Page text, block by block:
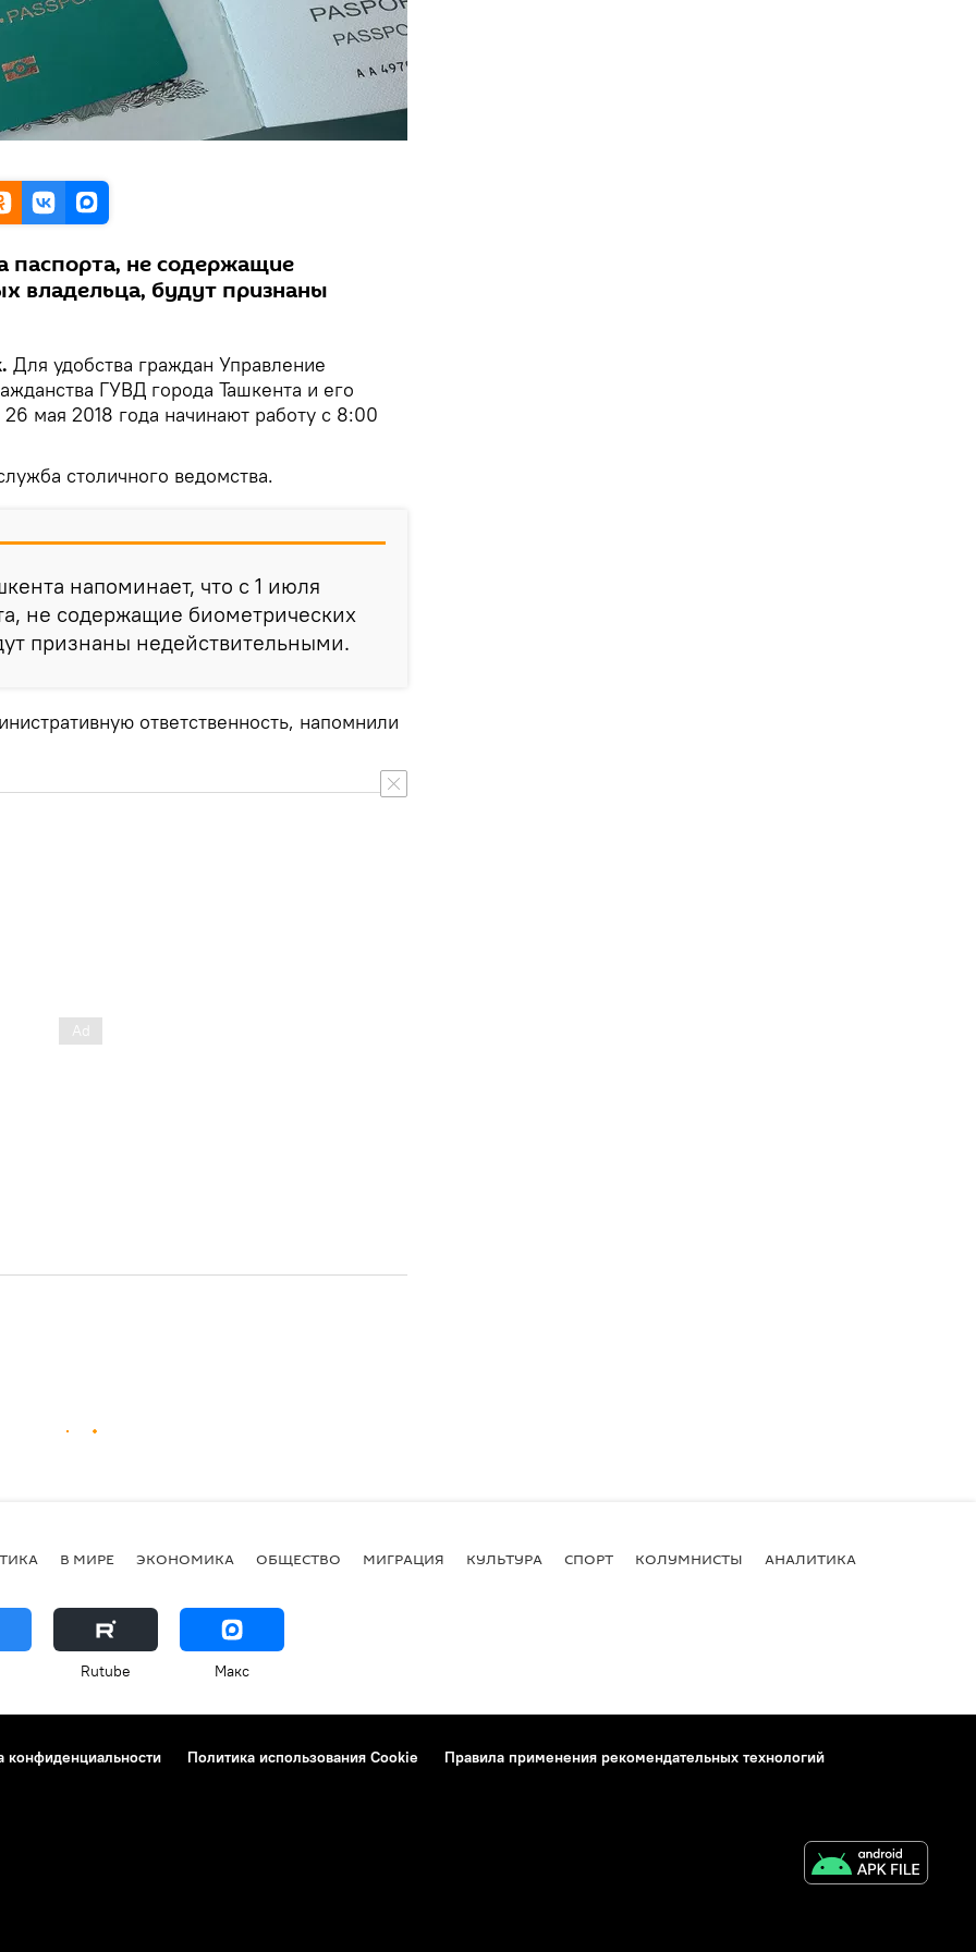
паспорта, не содержащие
владельца, будут признаны
Для удобства граждан Управление
ГУВД города Ташкента и его
мая 2018 года начинают работу с 8:00
столичного ведомства.
напоминает, что с 1 июля
не содержащие биометрических
признаны недействительными.
ответственность, напомнили
В МИРЕ ЭКОНОМИКА ОБЩЕСТВО МИГРАЦИЯ КУЛЬТУРА СПОРТ КОЛУМНИСТЫ АНАЛИТИКА
Rutube Макс
конфиденциальности Политика использования Cookie
Правила применения рекомендательных технологий